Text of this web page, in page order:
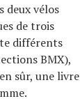
deux vélos
de trois
différents
BMX),
sûr, une livre